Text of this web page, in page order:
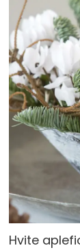
Hvite